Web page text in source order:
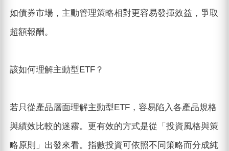
如債券市場，主動管理策略相對更容易發揮效益，爭取
超額報酬。
該如何理解主動型ETF？
若只從產品層面理解主動型ETF，容易陷入各產品規格
與績效比較的迷霧。更有效的方式是從「投資風格與策
略原則」出發來看。指數投資可依照不同策略而分成純